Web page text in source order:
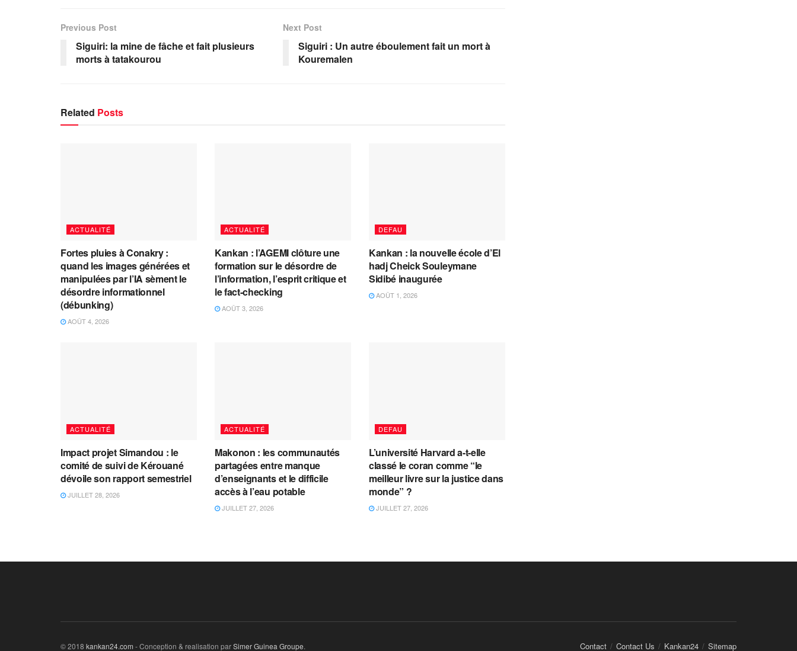
Previous Post
Siguiri: la mine de fâche et fait plusieurs
morts à tatakourou
Next Post
Siguiri : Un autre éboulement fait un mort à
Kouremalen
Related Posts
ACTUALITÉ
Fortes pluies à Conakry :
quand les images générées et
manipulées par l’IA sèment le
désordre informationnel
(débunking)
AOÛT 4, 2026
ACTUALITÉ
Kankan : l’AGEMI clôture une
formation sur le désordre de
l’information, l’esprit critique et
le fact-checking
AOÛT 3, 2026
DEFAU
Kankan : la nouvelle école d’El
hadj Cheick Souleymane
Sidibé inaugurée
AOÛT 1, 2026
ACTUALITÉ
Impact projet Simandou : le
comité de suivi de Kérouané
dévoile son rapport semestriel
JUILLET 28, 2026
ACTUALITÉ
Makonon : les communautés
partagées entre manque
d’enseignants et le difficile
accès à l’eau potable
JUILLET 27, 2026
DEFAU
L’université Harvard a-t-elle
classé le coran comme “le
meilleur livre sur la justice dans
monde” ?
JUILLET 27, 2026
Contact Contact Us Kankan24 Sitemap
© 2018 kankan24.com - Conception & realisation parSimer Guinea Groupe.